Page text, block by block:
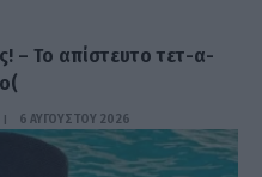
– Το απίστευτο τετ-α-
6 ΑΥΓΟΎΣΤΟΥ 2026